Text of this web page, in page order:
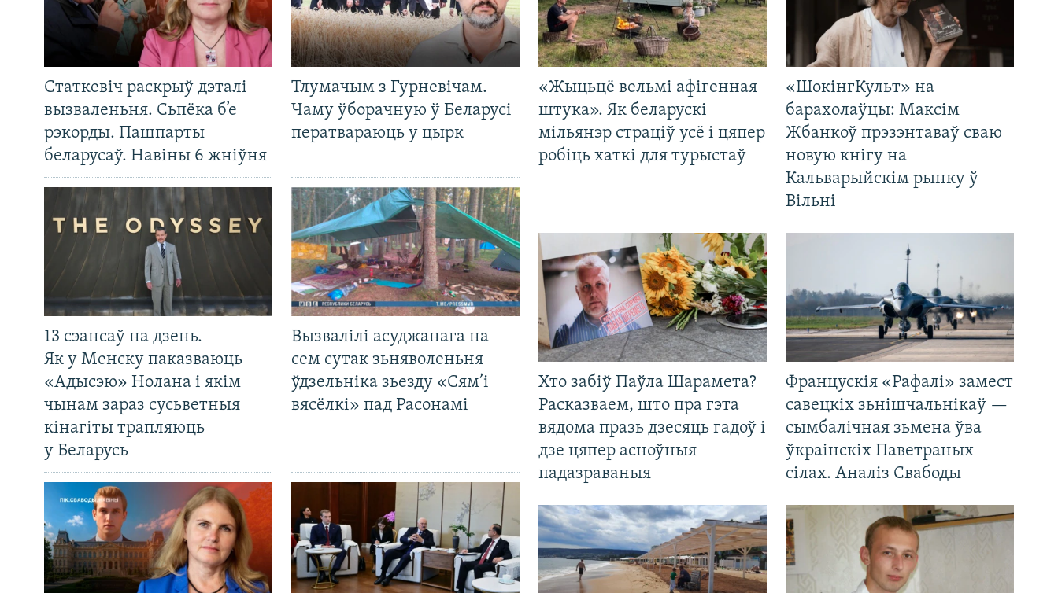
Статкевіч раскрыў дэталі
вызваленьня. Сьпёка б’е
рэкорды. Пашпарты
беларусаў. Навіны 6 жніўня
Тлумачым з Гурневічам.
Чаму ўборачную ў Беларусі
ператвараюць у цырк
13 сэансаў на дзень.
Як у Менску паказваюць
«Адысэю» Нолана і якім
чынам зараз сусьветныя
кінагіты трапляюць
у Беларусь
Вызвалілі асуджанага на
сем сутак зьняволеньня
ўдзельніка зьезду «Сям’і
вясёлкі» пад Расонамі
«Жыцьцё вельмі афігенная
штука». Як беларускі
мільянэр страціў усё і цяпер
робіць хаткі для турыстаў
«ШокінгКульт» на
барахолаўцы: Максім
Жбанкоў прэзэнтаваў сваю
новую кнігу на
Кальварыйскім рынку ў
Вільні
Хто забіў Паўла Шарамета?
Расказваем, што пра гэта
вядома празь дзесяць гадоў і
дзе цяпер асноўныя
падазраваныя
Францускія «Рафалі» замест
савецкіх зьнішчальнікаў —
сымбалічная зьмена ўва
ўкраінскіх Паветраных
сілах. Аналіз Свабоды